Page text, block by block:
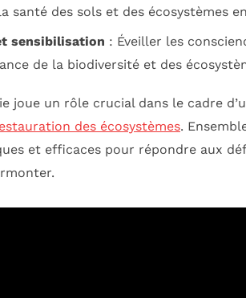
santé des sols et des écosystèmes
sensibilisation : Éveiller les
de la biodiversité et des
joue un rôle crucial dans le cadre
des écosystèmes.
et efficaces pour répondre aux